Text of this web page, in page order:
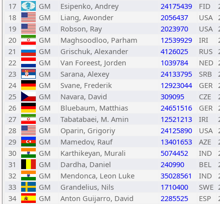
17
GM Esipenko, Andrey 24175439 FID
18
GM Liang, Awonder 2056437 USA
19
GM Robson, Ray 2023970 USA
20
GM Maghsoodloo, Parham 12539929 IRI
21
GM Grischuk, Alexander 4126025 RUS
22
GM Van Foreest, Jorden 1039784 NED
23
GM Sarana, Alexey 24133795 SRB
24
GM Svane, Frederik 12923044 GER
25
GM Navara, David 309095 CZE
26
GM Bluebaum, Matthias 24651516 GER
27
GM Tabatabaei, M. Amin 12521213 IRI
28
GM Oparin, Grigoriy 24125890 USA
29
GM Mamedov, Rauf 13401653 AZE
30
GM Karthikeyan, Murali 5074452 IND
31
GM Dardha, Daniel 240990 BEL
32
GM Mendonca, Leon Luke 35028561 IND
33
GM Grandelius, Nils 1710400 SWE
34
GM Anton Guijarro, David 2285525 ESP